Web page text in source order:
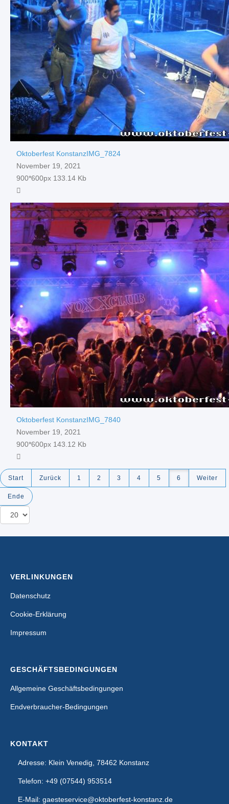
Oktoberfest KonstanzIMG_7824
November 19, 2021
900*600px 133.14 Kb
Oktoberfest KonstanzIMG_7840
November 19, 2021
900*600px 143.12 Kb
Start Zurück 1 2 3 4 5 6 Weiter
Ende
VERLINKUNGEN
Datenschutz
Cookie-Erklärung
Impressum
GESCHÄFTSBEDINGUNGEN
Allgemeine Geschäftsbedingungen
Endverbraucher-Bedingungen
KONTAKT
Adresse: Klein Venedig, 78462 Konstanz
Telefon: +49 (07544) 953514
E-Mail: gaesteservice@oktoberfest-konstanz.de